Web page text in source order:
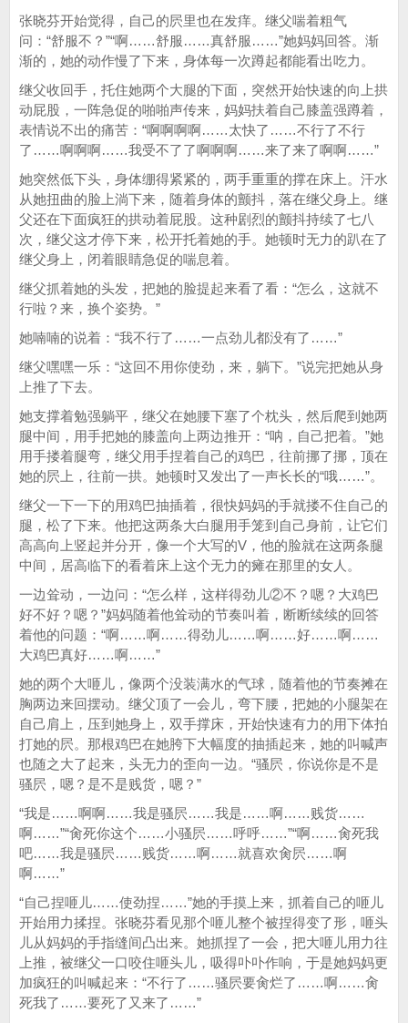
张晓芬开始觉得，自己的屄里也在发痒。继父喘着粗气
问：“舒服不？”“啊……舒服……真舒服……”她妈妈回答。渐
渐的，她的动作慢了下来，身体每一次蹲起都能看出吃力。
继父收回手，托住她两个大腿的下面，突然开始快速的向上拱
动屁股，一阵急促的啪啪声传来，妈妈扶着自己膝盖强蹲着，
表情说不出的痛苦：“啊啊啊啊……太快了……不行了不行
了……啊啊啊……我受不了了啊啊啊……来了来了啊啊……”
她突然低下头，身体绷得紧紧的，两手重重的撑在床上。汗水
从她扭曲的脸上淌下来，随着身体的颤抖，落在继父身上。继
父还在下面疯狂的拱动着屁股。这种剧烈的颤抖持续了七八
次，继父这才停下来，松开托着她的手。她顿时无力的趴在了
继父身上，闭着眼睛急促的喘息着。
继父抓着她的头发，把她的脸提起来看了看：“怎么，这就不
行啦？来，换个姿势。”
她喃喃的说着：“我不行了……一点劲儿都没有了……”
继父嘿嘿一乐：“这回不用你使劲，来，躺下。”说完把她从身
上推了下去。
她支撑着勉强躺平，继父在她腰下塞了个枕头，然后爬到她两
腿中间，用手把她的膝盖向上两边推开：“呐，自己把着。”她
用手搂着腿弯，继父用手捏着自己的鸡巴，往前挪了挪，顶在
她的屄上，往前一拱。她顿时又发出了一声长长的“哦……”。
继父一下一下的用鸡巴抽插着，很快妈妈的手就搂不住自己的
腿，松了下来。他把这两条大白腿用手笼到自己身前，让它们
高高向上竖起并分开，像一个大写的V，他的脸就在这两条腿
中间，居高临下的看着床上这个无力的瘫在那里的女人。
一边耸动，一边问：“怎么样，这样得劲儿②不？嗯？大鸡巴
好不好？嗯？”妈妈随着他耸动的节奏叫着，断断续续的回答
着他的问题：“啊……啊……得劲儿……啊……好……啊……
大鸡巴真好……啊……”
她的两个大咂儿，像两个没装满水的气球，随着他的节奏摊在
胸两边来回摆动。继父顶了一会儿，弯下腰，把她的小腿架在
自己肩上，压到她身上，双手撑床，开始快速有力的用下体拍
打她的屄。那根鸡巴在她胯下大幅度的抽插起来，她的叫喊声
也随之大了起来，头无力的歪向一边。“骚屄，你说你是不是
骚屄，嗯？是不是贱货，嗯？”
“我是……啊啊……我是骚屄……我是……啊……贱货……
啊……”“肏死你这个……小骚屄……呼呼……”“啊……肏死我
吧……我是骚屄……贱货……啊……就喜欢肏屄……啊
啊……”
“自己捏咂儿……使劲捏……”她的手摸上来，抓着自己的咂儿
开始用力揉捏。张晓芬看见那个咂儿整个被捏得变了形，咂头
儿从妈妈的手指缝间凸出来。她抓捏了一会，把大咂儿用力往
上推，被继父一口咬住咂头儿，吸得卟卟作响，于是她妈妈更
加疯狂的叫喊起来：“不行了……骚屄要肏烂了……啊……肏
死我了……要死了又来了……”